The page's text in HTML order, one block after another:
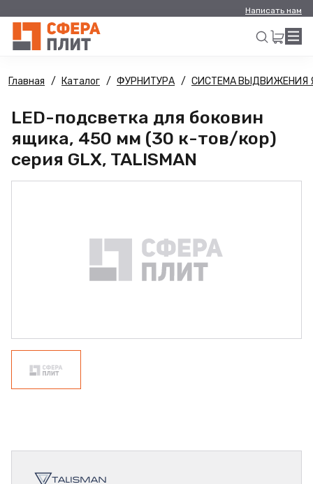
Написать нам
Искать
Главная Каталог ФУРНИТУРА СИСТЕМА ВЫДВИЖЕНИЯ
LED-подсветка для боковин
ящика, 450 мм (30 к-тов/кор)
серия GLX, TALISMAN